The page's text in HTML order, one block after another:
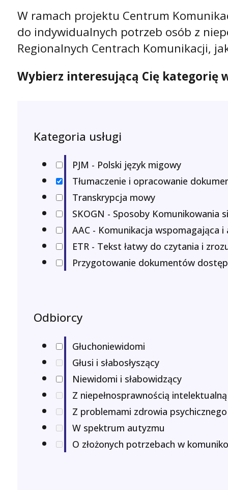
W ramach projektu Centrum
do indywidualnych potrzeb osób z
Regionalnych Centrach Komunikacji,
Wybierz interesującą Cię kategorię
Kategoria usługi
PJM - Polski język migowy
Tłumaczenie i opracowanie
Transkrypcja mowy
SKOGN - Sposoby Komunikowania
AAC - Komunikacja wspomagająca
ETR - Tekst łatwy do czytania i
Przygotowanie dokumentów
Odbiorcy
Głuchoniewidomi
Głusi i słabosłyszący
Niewidomi i słabowidzący
Z niepełnosprawnością intelektualną
Z problemami zdrowia psychicznego
W spektrum autyzmu
O złożonych potrzebach w